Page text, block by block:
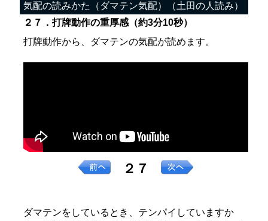
気配の読みかた（ダマテン気配）（土田の人読み）
２７．打牌動作の重厚感（約3分10秒）
打牌動作から、ダマテンの気配が読めます。
２７
ダマテンをしているとき、テンパイしていますか